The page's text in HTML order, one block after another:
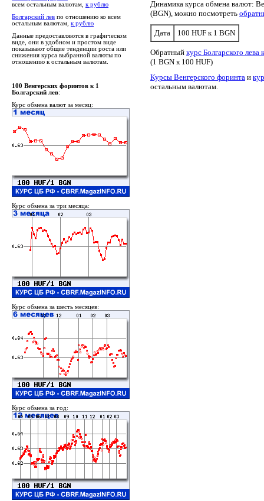
всем остальным валютам, к рублю
Болгарский лев по отношению ко всем
остальным валютам, к рублю
Данные предоставляются в графическом
виде, они в удобном и простом виде
показывают общие тенденции роста или
снижения курса выбранной валюты по
отношению к остальным валютам.
Динамика курса обмена валют:
(BGN), можно посмотреть
Дата 100 HUF к 1 BGN
Обратный курс Болгарского
(1 BGN к 100 HUF)
Курсы Венгерского форинта и
остальным валютам.
100 Венгерских форинтов к 1
Болгарский лев:
Курс обмена валют за месяц:
Курс обмена за три месяца:
Курс обмена за шесть месяцев:
Курс обмена за год: